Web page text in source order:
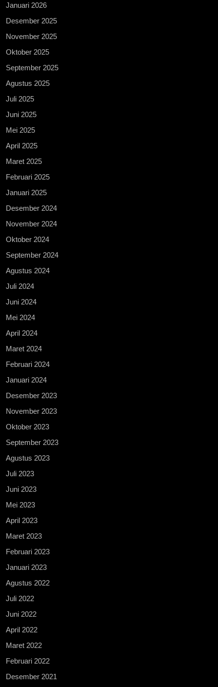
Januari 2026
Desember 2025
November 2025
Oktober 2025
September 2025
Agustus 2025
Juli 2025
Juni 2025
Mei 2025
April 2025
Maret 2025
Februari 2025
Januari 2025
Desember 2024
November 2024
Oktober 2024
September 2024
Agustus 2024
Juli 2024
Juni 2024
Mei 2024
April 2024
Maret 2024
Februari 2024
Januari 2024
Desember 2023
November 2023
Oktober 2023
September 2023
Agustus 2023
Juli 2023
Juni 2023
Mei 2023
April 2023
Maret 2023
Februari 2023
Januari 2023
Agustus 2022
Juli 2022
Juni 2022
April 2022
Maret 2022
Februari 2022
Desember 2021